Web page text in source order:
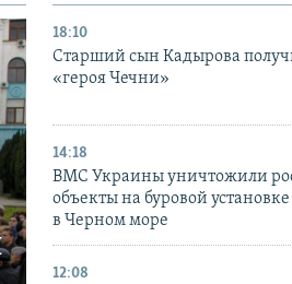
18:10
Старший сын Кадырова
«героя Чечни»
14:18
ВМС Украины уничтожили
объекты на буровой
в Черном море
12:08